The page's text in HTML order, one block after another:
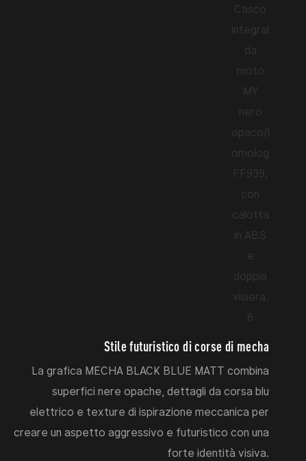
Stile futuristico di corse di mecha
La grafica MECHA BLACK BLUE MATT combina
superfici nere opache, dettagli da corsa blu
elettrico e texture di ispirazione meccanica per
creare un aspetto aggressivo e futuristico con una
forte identità visiva.